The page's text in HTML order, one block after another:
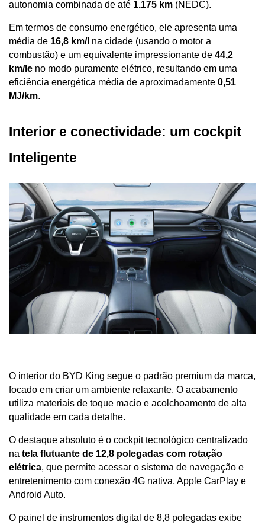
autonomia combinada de até 1.175 km (NEDC).
Em termos de consumo energético, ele apresenta uma
média de 16,8 km/l na cidade (usando o motor a
combustão) e um equivalente impressionante de 44,2
km/le no modo puramente elétrico, resultando em uma
eficiência energética média de aproximadamente 0,51
MJ/km.
Interior e conectividade: um cockpit
Inteligente
O interior do BYD King segue o padrão premium da marca,
focado em criar um ambiente relaxante. O acabamento
utiliza materiais de toque macio e acolchoamento de alta
qualidade em cada detalhe.
O destaque absoluto é o cockpit tecnológico centralizado
na tela flutuante de 12,8 polegadas com rotação
elétrica, que permite acessar o sistema de navegação e
entretenimento com conexão 4G nativa, Apple CarPlay e
Android Auto.
O painel de instrumentos digital de 8,8 polegadas exibe